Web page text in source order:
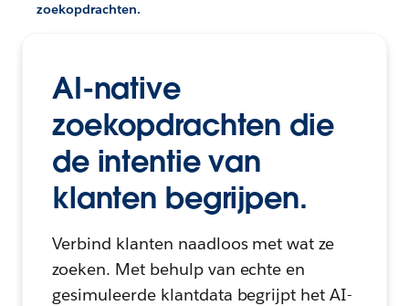
zoekopdrachten.
AI-native
zoekopdrachten die
de intentie van
klanten begrijpen.
Verbind klanten naadloos met wat ze
zoeken. Met behulp van echte en
gesimuleerde klantdata begrijpt het AI-